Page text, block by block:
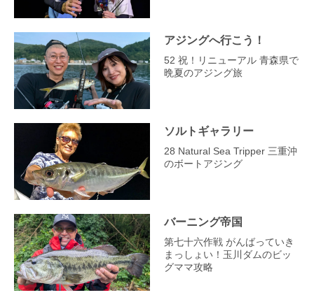
アジングへ行こう！
52 祝！リニューアル 青森県で
晩夏のアジング旅
ソルトギャラリー
28 Natural Sea Tripper 三重沖
のボートアジング
バーニング帝国
第七十六作戦 がんばっていき
まっしょい！玉川ダムのビッ
グママ攻略